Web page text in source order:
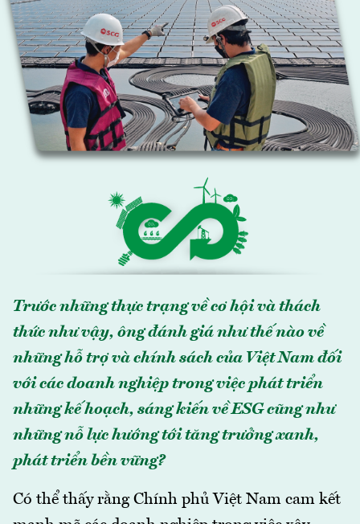
Trước những thực trạng về cơ hội và thách
thức như vậy, ông đánh giá như thế nào về
những hỗ trợ và chính sách của Việt Nam đối
với các doanh nghiệp trong việc phát triển
những kế hoạch, sáng kiến về ESG cũng như
những nỗ lực hướng tới tăng trưởng xanh,
phát triển bền vững?
Có thể thấy rằng Chính phủ Việt Nam cam kết